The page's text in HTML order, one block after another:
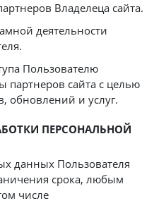
Владелеца сайта.
деятельности
Пользователю
партнеров сайта с целью
обновлений и услуг.
ПЕРСОНАЛЬНОЙ
данных Пользователя
срока, любым
числе